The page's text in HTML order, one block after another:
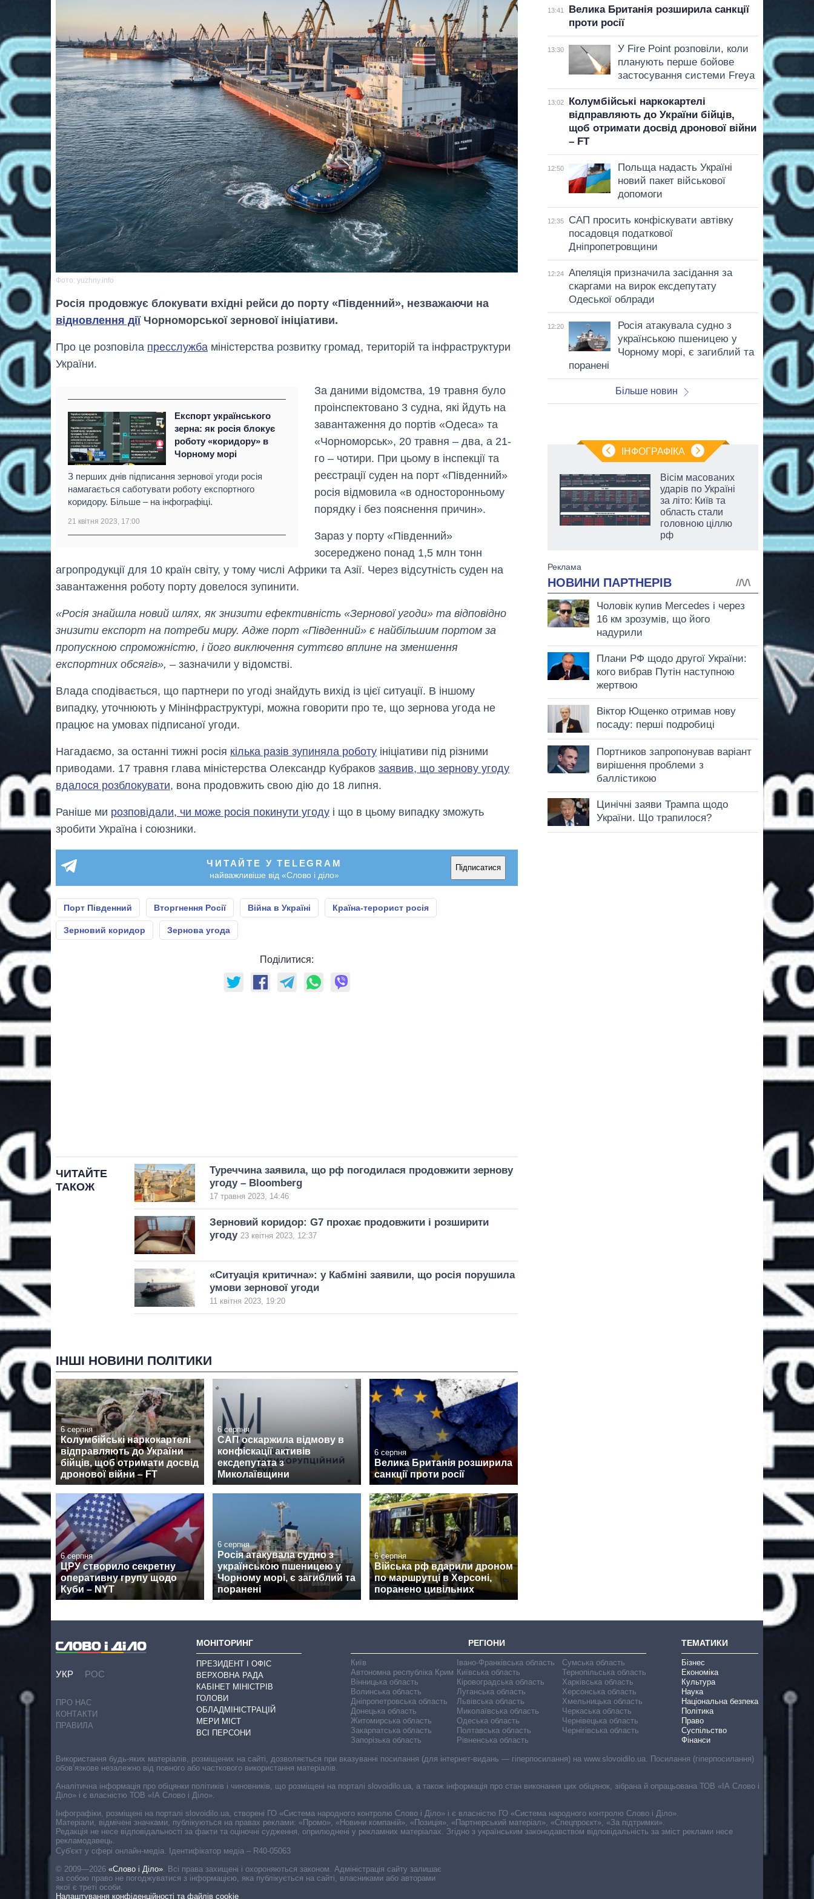
Фото: yuzhny.info
Росія продовжує блокувати вхідні рейси до порту «Південний», незважаючи на
відновлення діїЧорноморської зернової ініціативи.
Про це розповіла пресслужба міністерства розвитку громад, територій та інфраструктури
України.
Експорт українського
зерна: як росія блокує
роботу «коридору» в
Чорному морі
З перших днів підписання зернової угоди росія
намагається саботувати роботу експортного
коридору. Більше – на інфографіці.
21 квітня 2023, 17:00
За даними відомства, 19 травня було
проінспектовано 3 судна, які йдуть на
завантаження до портів «Одеса» та
«Чорноморськ», 20 травня – два, а 21-
го – чотири. При цьому в інспекції та
реєстрації суден на порт «Південний»
росія відмовила «в односторонньому
порядку і без пояснення причин».
Зараз у порту «Південний»
зосереджено понад 1,5 млн тонн
агропродукції для 10 країн світу, у тому числі Африки та Азії. Через відсутність суден на
завантаження роботу порту довелося зупинити.
«Росія знайшла новий шлях, як знизити ефективність «Зернової угоди» та відповідно
знизити експорт на потреби миру. Адже порт «Південний» є найбільшим портом за
пропускною спроможністю, і його виключення суттєво вплине на зменшення
експортних обсягів», – зазначили у відомстві.
Влада сподівається, що партнери по угоді знайдуть вихід із цієї ситуації. В іншому
випадку, уточнюють у Мінінфраструктурі, можна говорити про те, що зернова угода не
працює на умовах підписаної угоди.
Нагадаємо, за останні тижні росія кілька разів зупиняла роботу ініціативи під різними
приводами. 17 травня глава міністерства Олександр Кубраков заявив, що зернову угоду
вдалося розблокувати, вона продовжить свою дію до 18 липня.
Раніше ми розповідали, чи може росія покинути угоду і що в цьому випадку зможуть
зробити Україна і союзники.
ЧИТАЙТЕ У TELEGRAM
найважливіше від «Слово і діло»
Підписатися
Порт Південний Вторгнення Росії Війна в Україні Країна-терорист росія
Зерновий коридор Зернова угода
Поділитися:
ЧИТАЙТЕ
ТАКОЖ
Туреччина заявила, що рф погодилася продовжити зернову
угоду – Bloomberg
17 травня 2023, 14:46
Зерновий коридор: G7 прохає продовжити і розширити
угоду 23 квітня 2023, 12:37
«Ситуація критична»: у Кабміні заявили, що росія порушила
умови зернової угоди
11 квітня 2023, 19:20
ІНШІ НОВИНИ ПОЛІТИКИ
6 серпня
Колумбійські наркокартелі
відправляють до України
бійців, щоб отримати досвід
дронової війни – FT
6 серпня
САП оскаржила відмову в
конфіскації активів
ексдепутата з
Миколаївщини
6 серпня
Велика Британія розширила
санкції проти росії
6 серпня
ЦРУ створило секретну
оперативну групу щодо
Куби – NYT
6 серпня
Росія атакувала судно з
українською пшеницею у
Чорному морі, є загиблий та
поранені
6 серпня
Війська рф вдарили дроном
по маршрутці в Херсоні,
поранено цивільних
13:41
Велика Британія розширила санкції
проти росії
13:30
У Fire Point розповіли, коли
планують перше бойове
застосування системи Freya
13:02
Колумбійські наркокартелі
відправляють до України бійців,
щоб отримати досвід дронової війни
– FT
12:50
Польща надасть Україні
новий пакет військової
допомоги
12:35
САП просить конфіскувати автівку
посадовця податкової
Дніпропетровщини
12:24
Апеляція призначила засідання за
скаргами на вирок ексдепутату
Одеської облради
12:20
Росія атакувала судно з
українською пшеницею у
Чорному морі, є загиблий та
поранені
Більше новин
ІНФОГРАФІКА
Як зросли тарифи
на холодну воду у
містах України на
початок серпня
Вісім масованих
ударів по Україні
за літо: Київ та
область стали
головною ціллю
рф
УКР РОС
ПРО НАС
КОНТАКТИ
ПРАВИЛА
МОНІТОРИНГ
ПРЕЗИДЕНТ І ОФІС
ВЕРХОВНА РАДА
КАБІНЕТ МІНІСТРІВ
ГОЛОВИ
ОБЛАДМІНІСТРАЦІЙ
МЕРИ МІСТ
ВСІ ПЕРСОНИ
РЕГІОНИ
Київ
Автономна республіка Крим
Вінницька область
Волинська область
Дніпропетровська область
Донецька область
Житомирська область
Закарпатська область
Запорізька область
Івано-Франківська область
Київська область
Кіровоградська область
Луганська область
Львівська область
Миколаївська область
Одеська область
Полтавська область
Рівненська область
Сумська область
Тернопільська область
Харківська область
Херсонська область
Хмельницька область
Черкаська область
Чернівецька область
Чернігівська область
ТЕМАТИКИ
Бізнес
Економіка
Культура
Наука
Національна безпека
Політика
Право
Суспільство
Фінанси
Cуб'єкт у сфері онлайн-медіа. Ідентифікатор медіа – R40-05063
© 2009—2026 «Слово і Діло». Всі права захищені і охороняються законом. Адміністрація сайту залишає
за собою право не погоджуватися з інформацією, яка публікується на сайті, власниками або авторами
якої є треті особи.
Налаштування конфіденційності та файлів cookie
Використання будь-яких матеріалів, розміщених на сайті, дозволяється при вказуванні посилання (для інтернет-видань — гіперпосилання) на www.slovoidilo.ua. Посилання (гіперпосилання)
обов’язкове незалежно від повного або часткового використання матеріалів.
Аналітична інформація про обіцянки політиків і чиновників, що розміщені на порталі slovoidilo.ua, а також інформація про стан виконання цих обіцянок, зібрана й опрацьована ТОВ «ІА Слово і
Діло» і є власністю ТОВ «ІА Слово і Діло».
Інфографіки, розміщені на порталі slovoidilo.ua, створені ГО «Система народного контролю Слово і Діло» і є власністю ГО «Система народного контролю Слово і Діло».
Матеріали, відмічені значками, публікуються на правах реклами: «Промо», «Новини компаній», «Позиція», «Партнерський матеріал», «Спецпроєкт», «За підтримки».
Редакція не несе відповідальності за факти та оціночні судження, оприлюднені у рекламних матеріалах. Згідно з українським законодавством відповідальність за зміст реклами несе
рекламодавець.